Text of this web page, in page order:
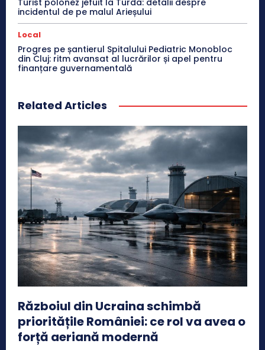
incidentul de pe malul Arieșului
Local
Progres pe șantierul Spitalului Pediatric Monobloc
din Cluj: ritm avansat al lucrărilor și apel pentru
finanțare guvernamentală
Related Articles
Războiul din Ucraina schimbă
prioritățile României: ce rol va avea o
forță aeriană modernă